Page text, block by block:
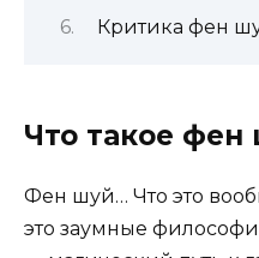
Критика фен
Что такое фен
Фен шуй… Что это
это заумные